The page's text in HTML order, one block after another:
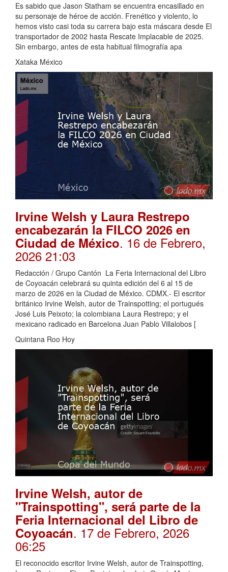
Es sabido que Jason Statham se encuentra encasillado en
su personaje de héroe de acción. Frenético y violento, lo
hemos visto casi toda su carrera bajo esta máscara desde El
transportador de 2002 hasta Rescate Implacable de 2025.
Sin embargo, antes de esta habitual filmografía apa
Xataka México
Irvine Welsh y Laura Restrepo
encabezarán la FILCO 2026 en
Ciudad de México. 16 de Febrero,
2026 21:03
Redacción / Grupo Cantón La Feria Internacional del Libro
de Coyoacán celebrará su quinta edición del 6 al 15 de
marzo de 2026 en la Ciudad de México. CDMX.- El escritor
británico Irvine Welsh, autor de Trainspotting; el portugués
José Luis Peixoto; la colombiana Laura Restrepo; y el
mexicano radicado en Barcelona Juan Pablo Villalobos [
Quintana Roo Hoy
Irvine Welsh, autor de
"Trainspotting", será parte de la
Feria Internacional del Libro de
Coyoacán. 17 de Febrero, 2026
06:25
El reconocido escritor Irvine Welsh, autor de Trainspotting,